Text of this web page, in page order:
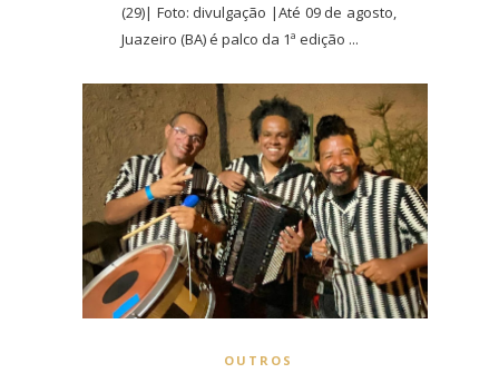
(29)| Foto: divulgação |Até 09 de agosto,
Juazeiro (BA) é palco da 1ª edição ...
OUTROS